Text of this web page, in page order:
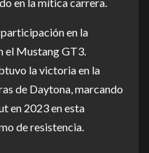
en la mítica carrera.
en la
el Mustang GT3.
la victoria en la
de Daytona, marcando
en 2023 en esta
de resistencia.